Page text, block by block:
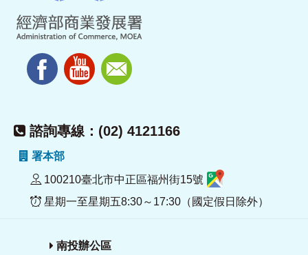
諮詢專線：(02) 4121166
署本部
100210臺北市中正區福州街15號
星期一至星期五8:30～17:30（國定假日除外）
南投辦公區